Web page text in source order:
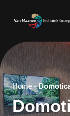
Home -